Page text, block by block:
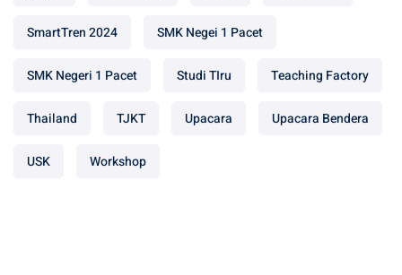
SmartTren 2024 SMK Negei 1 Pacet
SMK Negeri 1 Pacet Studi TIru Teaching Factory
Thailand TJKT Upacara Upacara Bendera
USK Workshop